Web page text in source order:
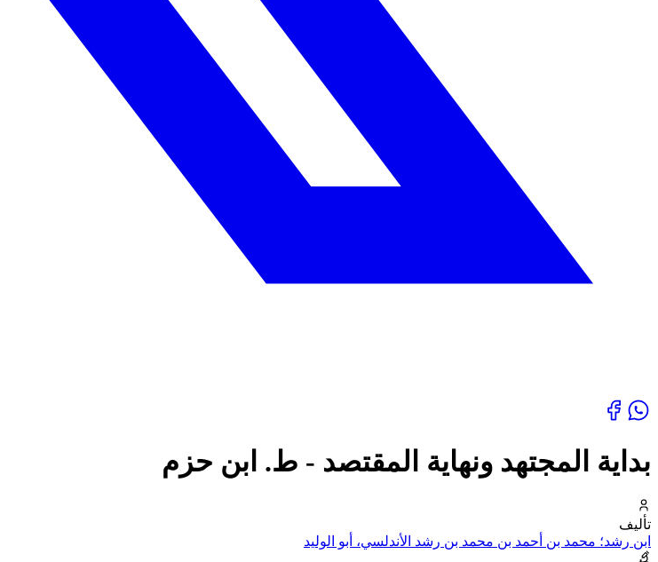
بداية المجتهد ونهاية المقتصد - ط. ابن حزم
تأليف
ابن رشد؛ محمد بن أحمد بن محمد بن رشد الأندلسي، أبو الوليد